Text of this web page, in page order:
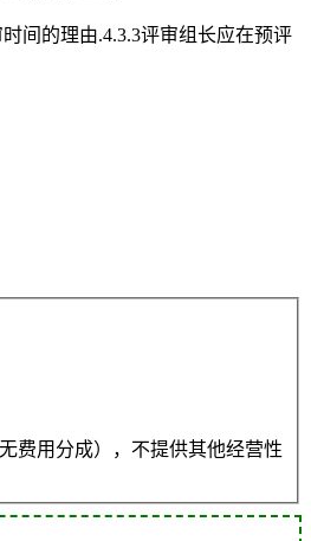
间的理由.4.3.3评审组长应在预评
费用分成），不提供其他经营性